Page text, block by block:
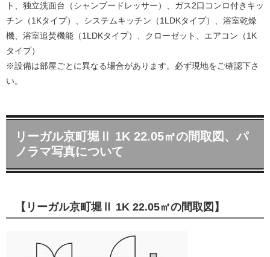
ト、独立洗面台（シャンプードレッサー）、ガス2口コンロ付きキッ
チン（1Kタイプ）、システムキッチン（1LDKタイプ）、浴室乾燥
機、浴室追焚機能（1LDKタイプ）、クローゼット、エアコン（1K
タイプ）
※設備は部屋ごとに異なる場合があります。必ず現地をご確認下さ
い。
リーガル京町堀Ⅱ 1K 22.05㎡の間取図、パ
ノラマ写真について
【リーガル京町堀Ⅱ 1K 22.05㎡の間取図】